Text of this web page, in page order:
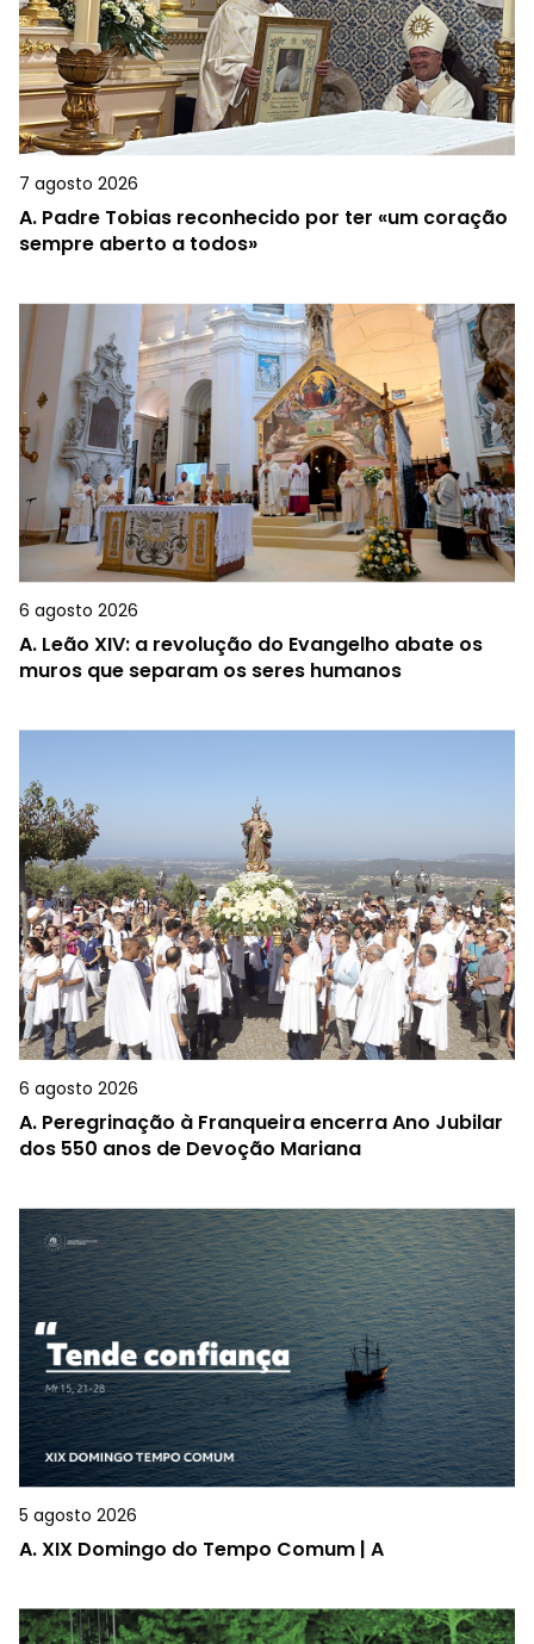
7 agosto 2026
A. Padre Tobias reconhecido por ter «um coração
sempre aberto a todos»
6 agosto 2026
A. Leão XIV: a revolução do Evangelho abate os
muros que separam os seres humanos
6 agosto 2026
A. Peregrinação à Franqueira encerra Ano Jubilar
dos 550 anos de Devoção Mariana
5 agosto 2026
A.XIX Domingo do Tempo Comum | A